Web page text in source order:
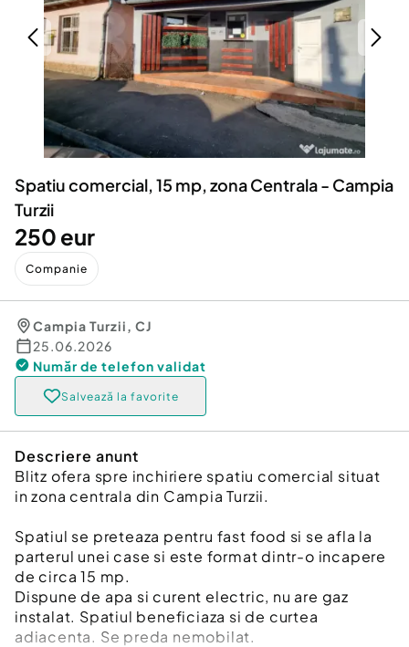
Servicii
Animale de companie
Afaceri și echipamente profesionale
Inchiriere Bunuri si Vehicule
Utilaje agricole si industriale
Piese auto si accesorii
Dacia Duster
Spatiu comercial, 15 mp, zona Centrala - Campia
Turzii
250 eur
Companie
Campia Turzii, CJ
25.06.2026
Număr de telefon validat
Salvează la favorite
Descriere anunt
Blitz ofera spre inchiriere spatiu comercial situat
in zona centrala din Campia Turzii.
Spatiul se preteaza pentru fast food si se afla la
parterul unei case si este format dintr-o incapere
de circa 15 mp.
Dispune de apa si curent electric, nu are gaz
instalat. Spatiul beneficiaza si de curtea
adiacenta. Se preda nemobilat.